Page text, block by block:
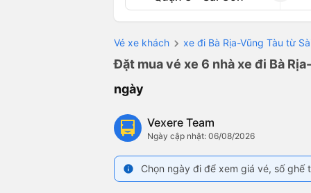
Vé xe khách xe đi Bà Rịa-Vũng Tàu từ
Đặt mua vé xe 6 nhà xe đi Bà
ngày
Vexere Team
Ngày cập nhật: 06/08/2026
info Chọn ngày đi để xem giá vé, số